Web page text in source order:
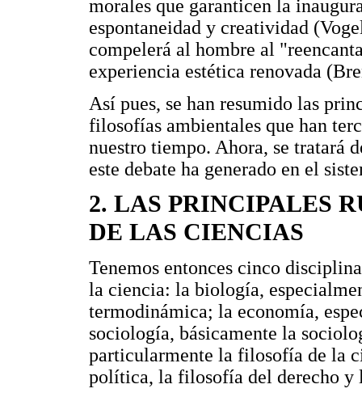
morales que garanticen la
espontaneidad y creatividad
compelerá al hombre al
experiencia estética renovada
Así pues, se han resumido las
filosofías ambientales que han
nuestro tiempo. Ahora, se tratará
este debate ha generado en el
2. LAS PRINCIPALES
DE LAS CIENCIAS
Tenemos entonces cinco
la ciencia: la biología,
termodinámica; la economía,
sociología, básicamente la
particularmente la filosofía de la
política, la filosofía del derecho y